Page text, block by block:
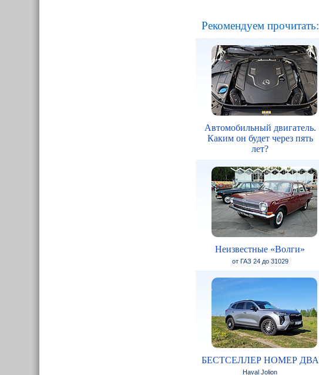
Рекомендуем прочитать:
Автомобильный двигатель.
Каким он будет через пять
лет?
Неизвестные «Волги»
от ГАЗ 24 до 31029
БЕСТСЕЛЛЕР НОМЕР ДВА
Haval Jolion